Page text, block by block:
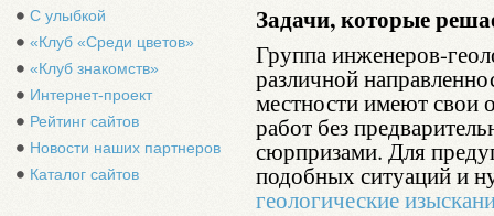
С улыбкой
«Клуб «Среди цветов»
«Клуб знакомств»
Интернет-проект
Рейтинг сайтов
Новости наших партнеров
Каталог сайтов
Задачи, которые
Группа инженеров-
различной
местности имеют свои
работ без
сюрпризами. Для
подобных ситуаций и
геологические